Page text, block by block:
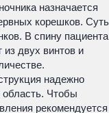
назначается
корешков. Суть
В спину пациента
из двух винтов и
надежно
Чтобы
рекомендуется